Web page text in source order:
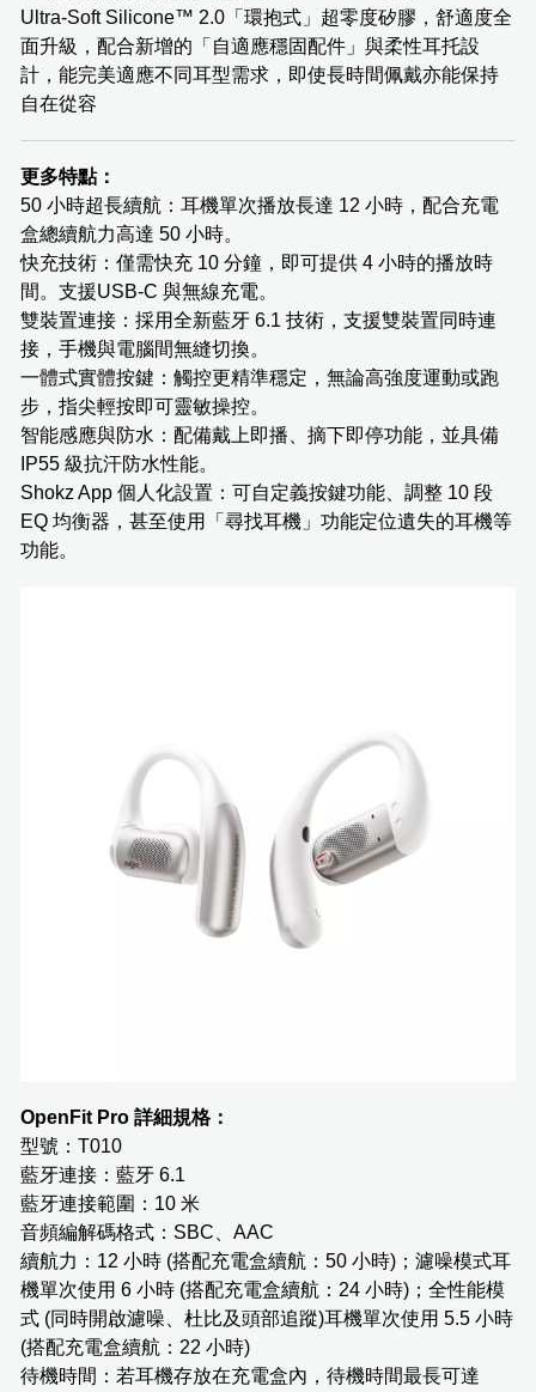
Ultra-Soft Silicone™️ 2.0「環抱式」超零度矽膠，舒適度全
面升級，配合新增的「自適應穩固配件」與柔性耳托設
計，能完美適應不同耳型需求，即使長時間佩戴亦能保持
自在從容
更多特點：
50 小時超長續航：耳機單次播放長達 12 小時，配合充電
盒總續航力高達 50 小時。
快充技術：僅需快充 10 分鐘，即可提供 4 小時的播放時
間。支援USB-C 與無線充電。
雙裝置連接：採用全新藍牙 6.1 技術，支援雙裝置同時連
接，手機與電腦間無縫切換。
一體式實體按鍵：觸控更精準穩定，無論高強度運動或跑
步，指尖輕按即可靈敏操控。
智能感應與防水：配備戴上即播、摘下即停功能，並具備
IP55 級抗汗防水性能。
Shokz App 個人化設置：可自定義按鍵功能、調整 10 段
EQ 均衡器，甚至使用「尋找耳機」功能定位遺失的耳機等
功能。
OpenFit Pro 詳細規格：
型號：T010
藍牙連接：藍牙 6.1
藍牙連接範圍：10 米
音頻編解碼格式：SBC、AAC
續航力：12 小時 (搭配充電盒續航：50 小時)；濾噪模式耳
機單次使用 6 小時 (搭配充電盒續航：24 小時)；全性能模
式 (同時開啟濾噪、杜比及頭部追蹤)耳機單次使用 5.5 小時
(搭配充電盒續航：22 小時)
待機時間：若耳機存放在充電盒內，待機時間最長可達